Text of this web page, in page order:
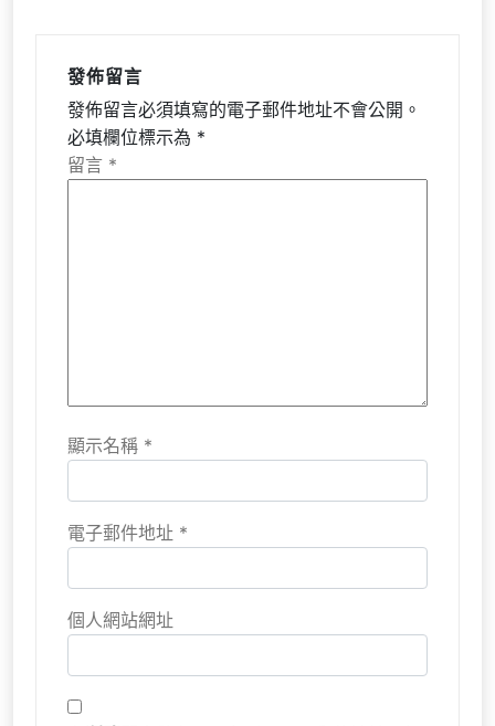
發佈留言
發佈留言必須填寫的電子郵件地址不會公開。
必填欄位標示為 *
留言 *
顯示名稱 *
電子郵件地址 *
個人網站網址